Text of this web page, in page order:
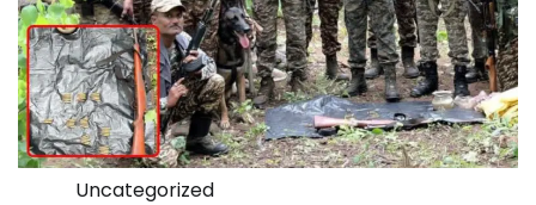
Uncategorized